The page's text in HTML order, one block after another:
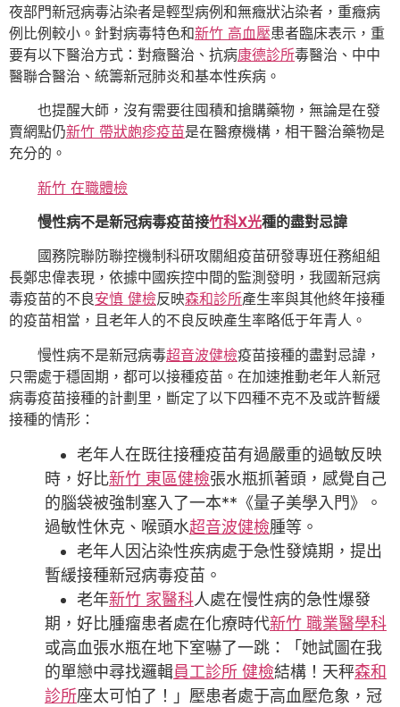
夜部門新冠病毒沾染者是輕型病例和無癥狀沾染者，重癥病
例比例較小。針對病毒特色和新竹 高血壓患者臨床表示，重
要有以下醫治方式：對癥醫治、抗病康德診所毒醫治、中中
醫聯合醫治、統籌新冠肺炎和基本性疾病。
也提醒大師，沒有需要往囤積和搶購藥物，無論是在發
賣網點仍新竹 帶狀皰疹疫苗是在醫療機構，相干醫治藥物是
充分的。
新竹 在職體檢
慢性病不是新冠病毒疫苗接竹科X光種的盡對忌諱
國務院聯防聯控機制科研攻關組疫苗研發專班任務組組
長鄭忠偉表現，依據中國疾控中間的監測發明，我國新冠病
毒疫苗的不良安慎 健檢反映森和診所產生率與其他終年接種
的疫苗相當，且老年人的不良反映產生率略低于年青人。
慢性病不是新冠病毒超音波健檢疫苗接種的盡對忌諱，
只需處于穩固期，都可以接種疫苗。在加速推動老年人新冠
病毒疫苗接種的計劃里，斷定了以下四種不克不及或許暫緩
接種的情形：
老年人在既往接種疫苗有過嚴重的過敏反映
時，好比新竹 東區健檢張水瓶抓著頭，感覺自己
的腦袋被強制塞入了一本**《量子美學入門》。
過敏性休克、喉頭水超音波健檢腫等。
老年人因沾染性疾病處于急性發燒期，提出
暫緩接種新冠病毒疫苗。
老年新竹 家醫科人處在慢性病的急性爆發
期，好比腫瘤患者處在化療時代新竹 職業醫學科
或高血張水瓶在地下室嚇了一跳：「她試圖在我
的單戀中尋找邏輯員工診所 健檢結構！天秤森和
診所座太可怕了！」壓患者處于高血壓危象，冠